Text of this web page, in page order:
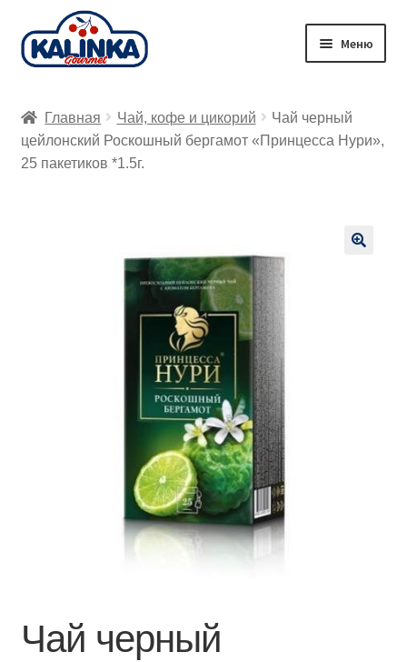
Перейти
к
Перейти
к
Меню
Заказ онлайн
Главная Чай, кофе и цикорий
Чай черный
цейлонский Роскошный бергамот «Принцесса Нури»,
25 пакетиков *1.5г.
Чай черный